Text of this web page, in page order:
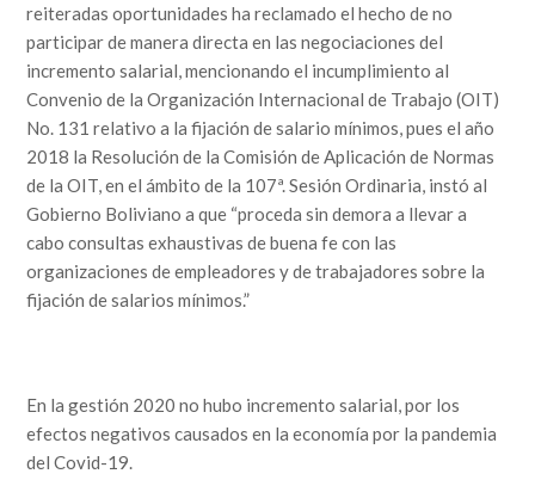
reiteradas oportunidades ha reclamado el hecho de no
participar de manera directa en las negociaciones del
incremento salarial, mencionando el incumplimiento al
Convenio de la Organización Internacional de Trabajo (OIT)
No. 131 relativo a la fijación de salario mínimos, pues el año
2018 la Resolución de la Comisión de Aplicación de Normas
de la OIT, en el ámbito de la 107ª. Sesión Ordinaria, instó al
Gobierno Boliviano a que “proceda sin demora a llevar a
cabo consultas exhaustivas de buena fe con las
organizaciones de empleadores y de trabajadores sobre la
fijación de salarios mínimos.”
En la gestión 2020 no hubo incremento salarial, por los
efectos negativos causados en la economía por la pandemia
del Covid-19.